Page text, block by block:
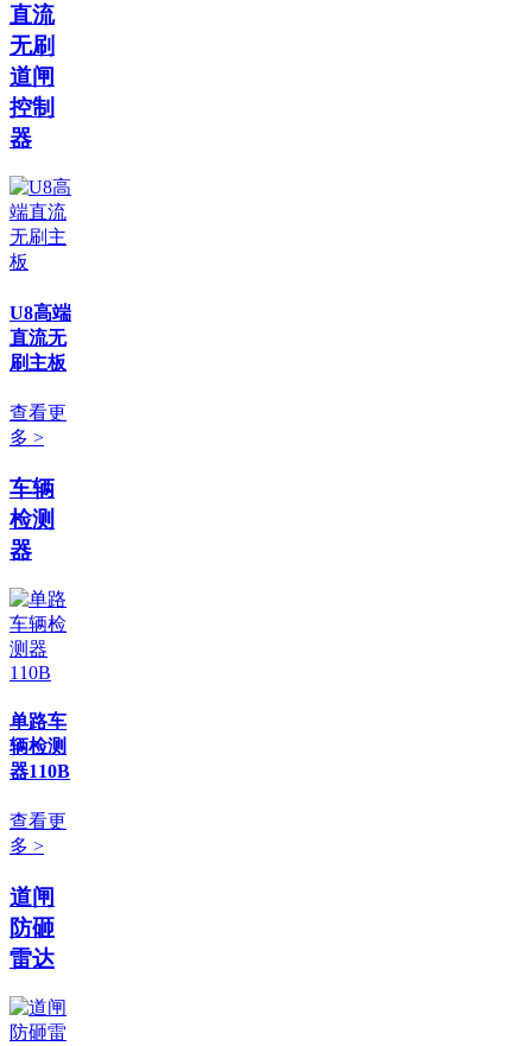
直流
无刷
道闸
控制
器
U8高端
直流无
刷主板
查看更
多 >
车辆
检测
器
单路车
辆检测
器110B
查看更
多 >
道闸
防砸
雷达